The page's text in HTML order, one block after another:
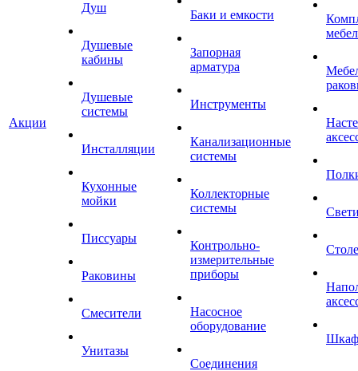
Акции
Душ
Душевые
кабины
Душевые
системы
Инсталляции
Кухонные
мойки
Писсуары
Раковины
Смесители
Унитазы
Баки и емкости
Запорная
арматура
Инструменты
Канализационные
системы
Коллекторные
системы
Контрольно-
измерительные
приборы
Насосное
оборудование
Соединения